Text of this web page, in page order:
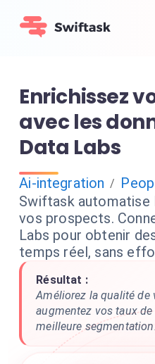
Enrichissez
avec les
Data Labs
Ai-integration /
Swiftask automatise
vos prospects.
Labs pour obtenir
temps réel, sans
Résultat :
Améliorez la qualité de
augmentez vos taux
meilleure segmentation.